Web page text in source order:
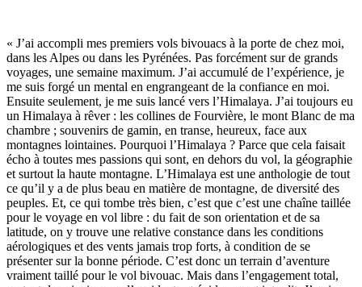
Poussin Alexandre
Prjevalski Nikolaï
Quierzy Pauline
Raffard Matthieu
Rasse Rémy
Ravel Patrice de
Revel Luc de
Ripart Jacqueline
Rizzato Tullio
Rochez Carine
Rondón Analía
Roperch Aurélie
Roux Baptiste
Sablé Erik
Saint-Loup
Salon Olivier
Sapin-Defour Cédric
« J’ai accompli mes premiers vols bivouacs à la porte de chez moi,
dans les Alpes ou dans les Pyrénées. Pas forcément sur de grands
voyages, une semaine maximum. J’ai accumulé de l’expérience, je
me suis forgé un mental en engrangeant de la confiance en moi.
Ensuite seulement, je me suis lancé vers l’Himalaya. J’ai toujours eu
un Himalaya à rêver : les collines de Fourvière, le mont Blanc de ma
chambre ; souvenirs de gamin, en transe, heureux, face aux
montagnes lointaines. Pourquoi l’Himalaya ? Parce que cela faisait
écho à toutes mes passions qui sont, en dehors du vol, la géographie
et surtout la haute montagne. L’Himalaya est une anthologie de tout
ce qu’il y a de plus beau en matière de montagne, de diversité des
peuples. Et, ce qui tombe très bien, c’est que c’est une chaîne taillée
pour le voyage en vol libre : du fait de son orientation et de sa
latitude, on y trouve une relative constance dans les conditions
aérologiques et des vents jamais trop forts, à condition de se
présenter sur la bonne période. C’est donc un terrain d’aventure
vraiment taillé pour le vol bivouac. Mais dans l’engagement total,